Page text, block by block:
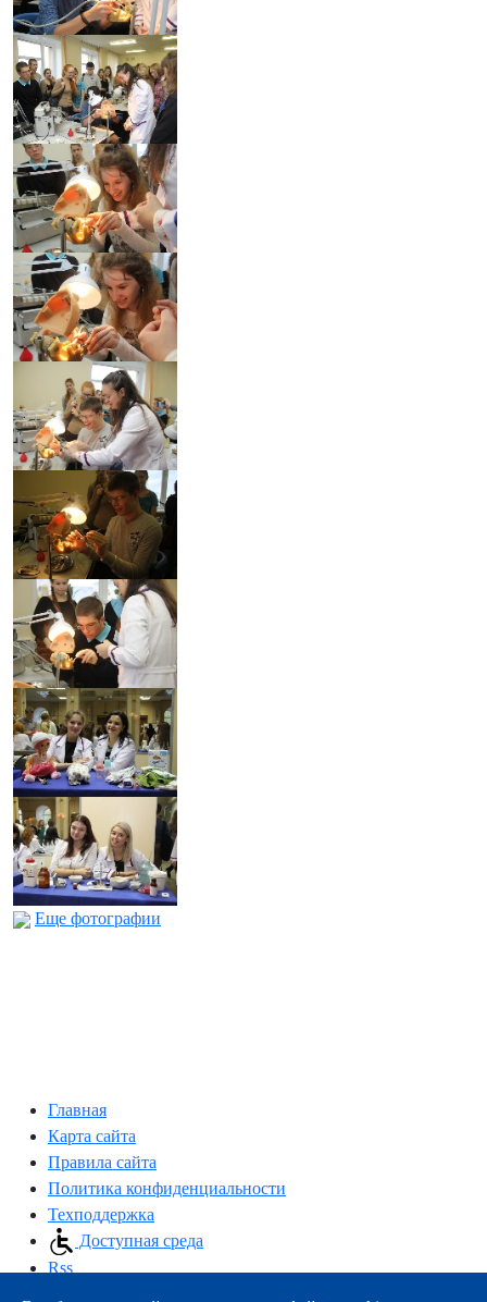
Еще фотографии
Главная
Карта сайта
Правила сайта
Политика конфиденциальности
Техподдержка
Доступная среда
Rss